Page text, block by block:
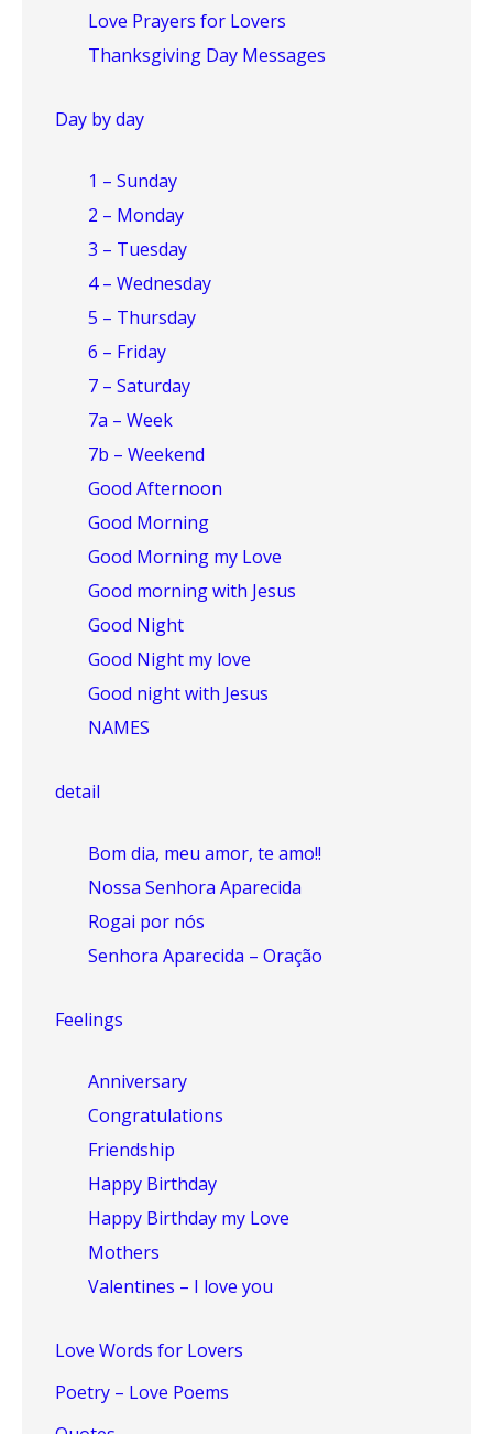
Love Prayers for Lovers
Thanksgiving Day Messages
Day by day
1 – Sunday
2 – Monday
3 – Tuesday
4 – Wednesday
5 – Thursday
6 – Friday
7 – Saturday
7a – Week
7b – Weekend
Good Afternoon
Good Morning
Good Morning my Love
Good morning with Jesus
Good Night
Good Night my love
Good night with Jesus
NAMES
detail
Bom dia, meu amor, te amo!!
Nossa Senhora Aparecida
Rogai por nós
Senhora Aparecida – Oração
Feelings
Anniversary
Congratulations
Friendship
Happy Birthday
Happy Birthday my Love
Mothers
Valentines – I love you
Love Words for Lovers
Poetry – Love Poems